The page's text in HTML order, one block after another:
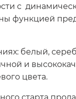
с
функцией
белый,
и
цвета.
старта